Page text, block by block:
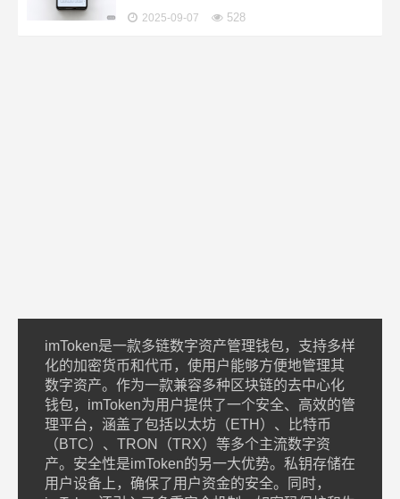
2025-09-07 528
imToken是一款多链数字资产管理钱包，支持多样
化的加密货币和代币，使用户能够方便地管理其
数字资产。作为一款兼容多种区块链的去中心化
钱包，imToken为用户提供了一个安全、高效的管
理平台，涵盖了包括以太坊（ETH）、比特币
（BTC）、TRON（TRX）等多个主流数字资
产。安全性是imToken的另一大优势。私钥存储在
用户设备上，确保了用户资金的安全。同时，